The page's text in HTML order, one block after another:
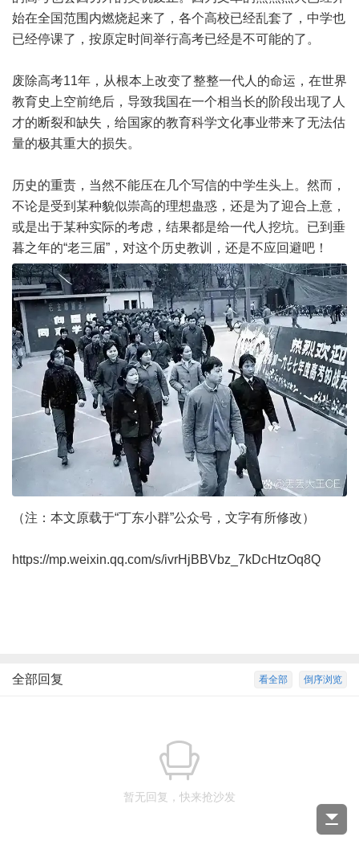
始在全国范围内燃烧起来了，各个高校已经乱套了，中学也
已经停课了，按原定时间举行高考已经是不可能的了。
废除高考11年，从根本上改变了整整一代人的命运，在世界
教育史上空前绝后，导致我国在一个相当长的阶段出现了人
才的断裂和缺失，给国家的教育科学文化事业带来了无法估
量的极其重大的损失。
历史的重责，当然不能压在几个写信的中学生头上。然而，
不论是受到某种貌似崇高的理想蛊惑，还是为了迎合上意，
或是出于某种实际的考虑，结果都是给一代人挖坑。已到垂
暮之年的“老三届”，对这个历史教训，还是不应回避吧！
（注：本文原载于“丁东小群”公众号，文字有所修改）
https://mp.weixin.qq.com/s/ivrHjBBVbz_7kDcHtzOq8Q
倒序浏览
看全部
全部回复
暂无回复，快来抢沙发